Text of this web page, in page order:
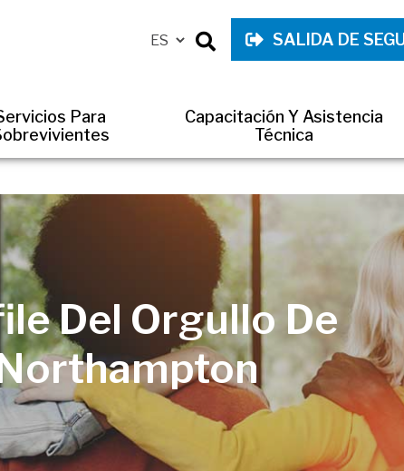
SALIDA DE
Para
Capacitación Y Asistencia
Técnica
Del Orgullo De